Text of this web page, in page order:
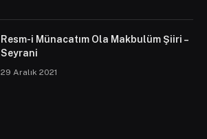
Resm-i Münacatım Ola Makbulüm Şiiri –
Seyrani
29 Aralık 2021